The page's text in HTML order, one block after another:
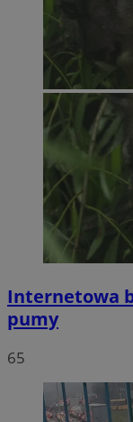
Internetowa
pumy
65